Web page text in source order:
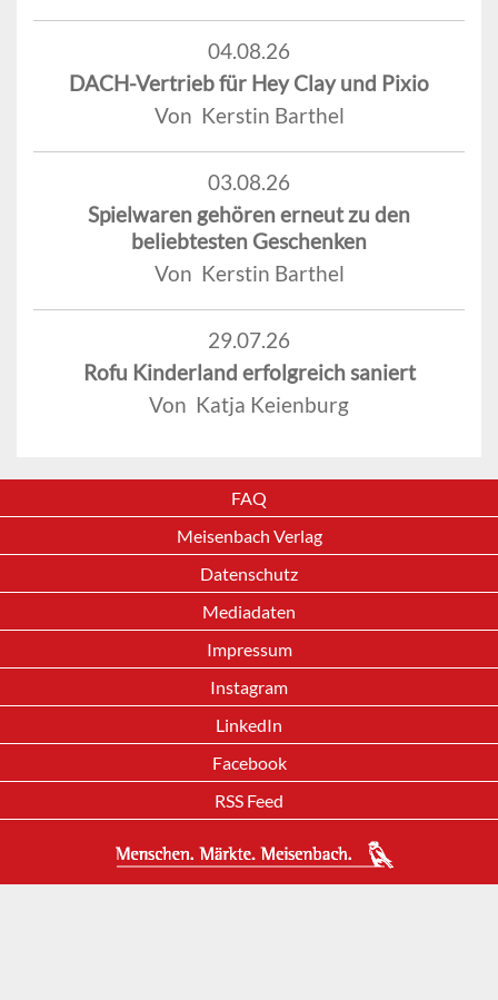
04.08.26
DACH-Vertrieb für Hey Clay und Pixio
Von Kerstin Barthel
03.08.26
Spielwaren gehören erneut zu den
beliebtesten Geschenken
Von Kerstin Barthel
29.07.26
Rofu Kinderland erfolgreich saniert
Von Katja Keienburg
FAQ
Meisenbach Verlag
Datenschutz
Mediadaten
Impressum
Instagram
LinkedIn
Facebook
RSS Feed